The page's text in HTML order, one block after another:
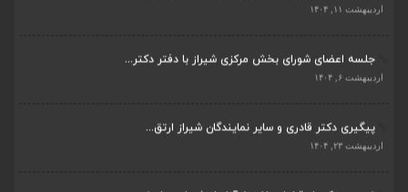
اردیبهشت ۶, ۱۴۰۴
اردیبهشت ۲۳, ۱۴۰۴